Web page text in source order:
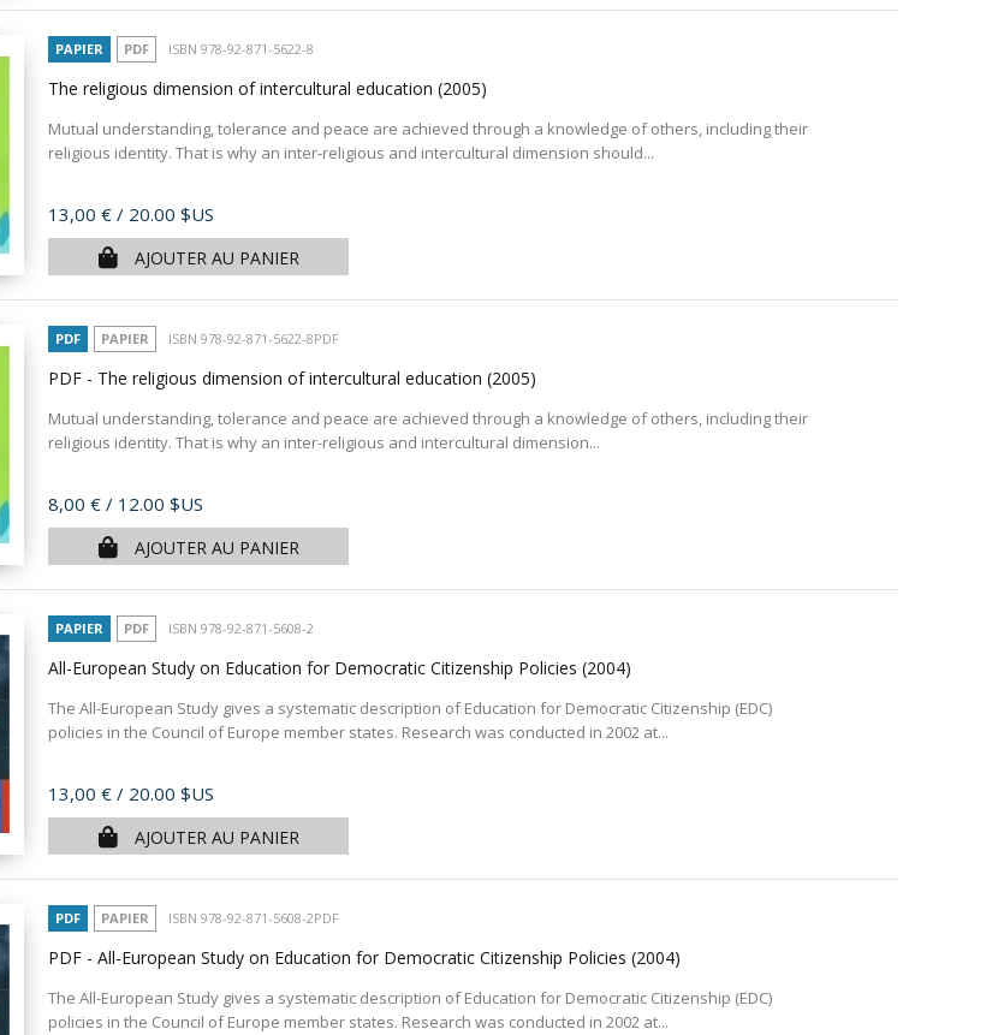
PAPIER PDF ISBN 978-92-871-5622-8
The religious dimension of intercultural education (2005)
Mutual understanding, tolerance and peace are achieved through a knowledge of others, including their
religious identity. That is why an inter-religious and intercultural dimension should...
Prix
13,00 € / 20.00 $US
AJOUTER AU PANIER
PDF PAPIER ISBN 978-92-871-5622-8PDF
PDF - The religious dimension of intercultural education (2005)
Mutual understanding, tolerance and peace are achieved through a knowledge of others, including their
religious identity. That is why an inter-religious and intercultural dimension...
Prix
8,00 € / 12.00 $US
AJOUTER AU PANIER
PAPIER PDF ISBN 978-92-871-5608-2
All-European Study on Education for Democratic Citizenship Policies (2004)
The All-European Study gives a systematic description of Education for Democratic Citizenship (EDC)
policies in the Council of Europe member states. Research was conducted in 2002 at...
Prix
13,00 € / 20.00 $US
AJOUTER AU PANIER
PDF PAPIER ISBN 978-92-871-5608-2PDF
PDF - All-European Study on Education for Democratic Citizenship Policies (2004)
The All-European Study gives a systematic description of Education for Democratic Citizenship (EDC)
policies in the Council of Europe member states. Research was conducted in 2002 at...